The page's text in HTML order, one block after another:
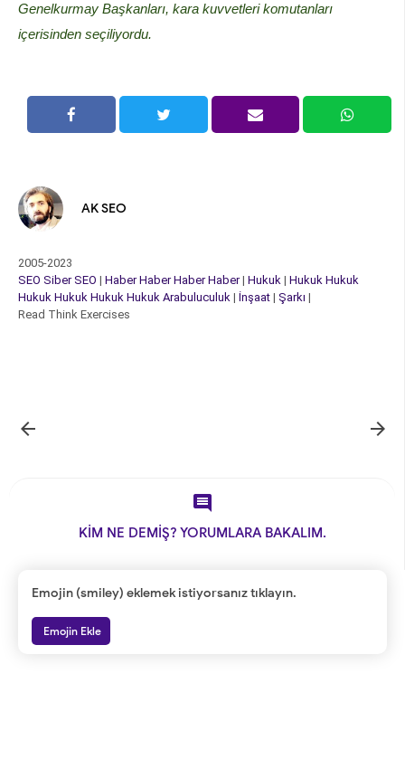
Genelkurmay Başkanları, kara kuvvetleri komutanları
içerisinden seçiliyordu.
AK SEO
2005-2023
SEO Siber SEO | Haber Haber Haber Haber| Hukuk | Hukuk Hukuk
Hukuk Hukuk Hukuk Hukuk Arabuluculuk | İnşaat | Şarkı |
Read Think Exercises
 

KİM NE DEMİŞ? YORUMLARA BAKALIM.
Emojin (smiley) eklemek istiyorsanız tıklayın.
Emojin Ekle